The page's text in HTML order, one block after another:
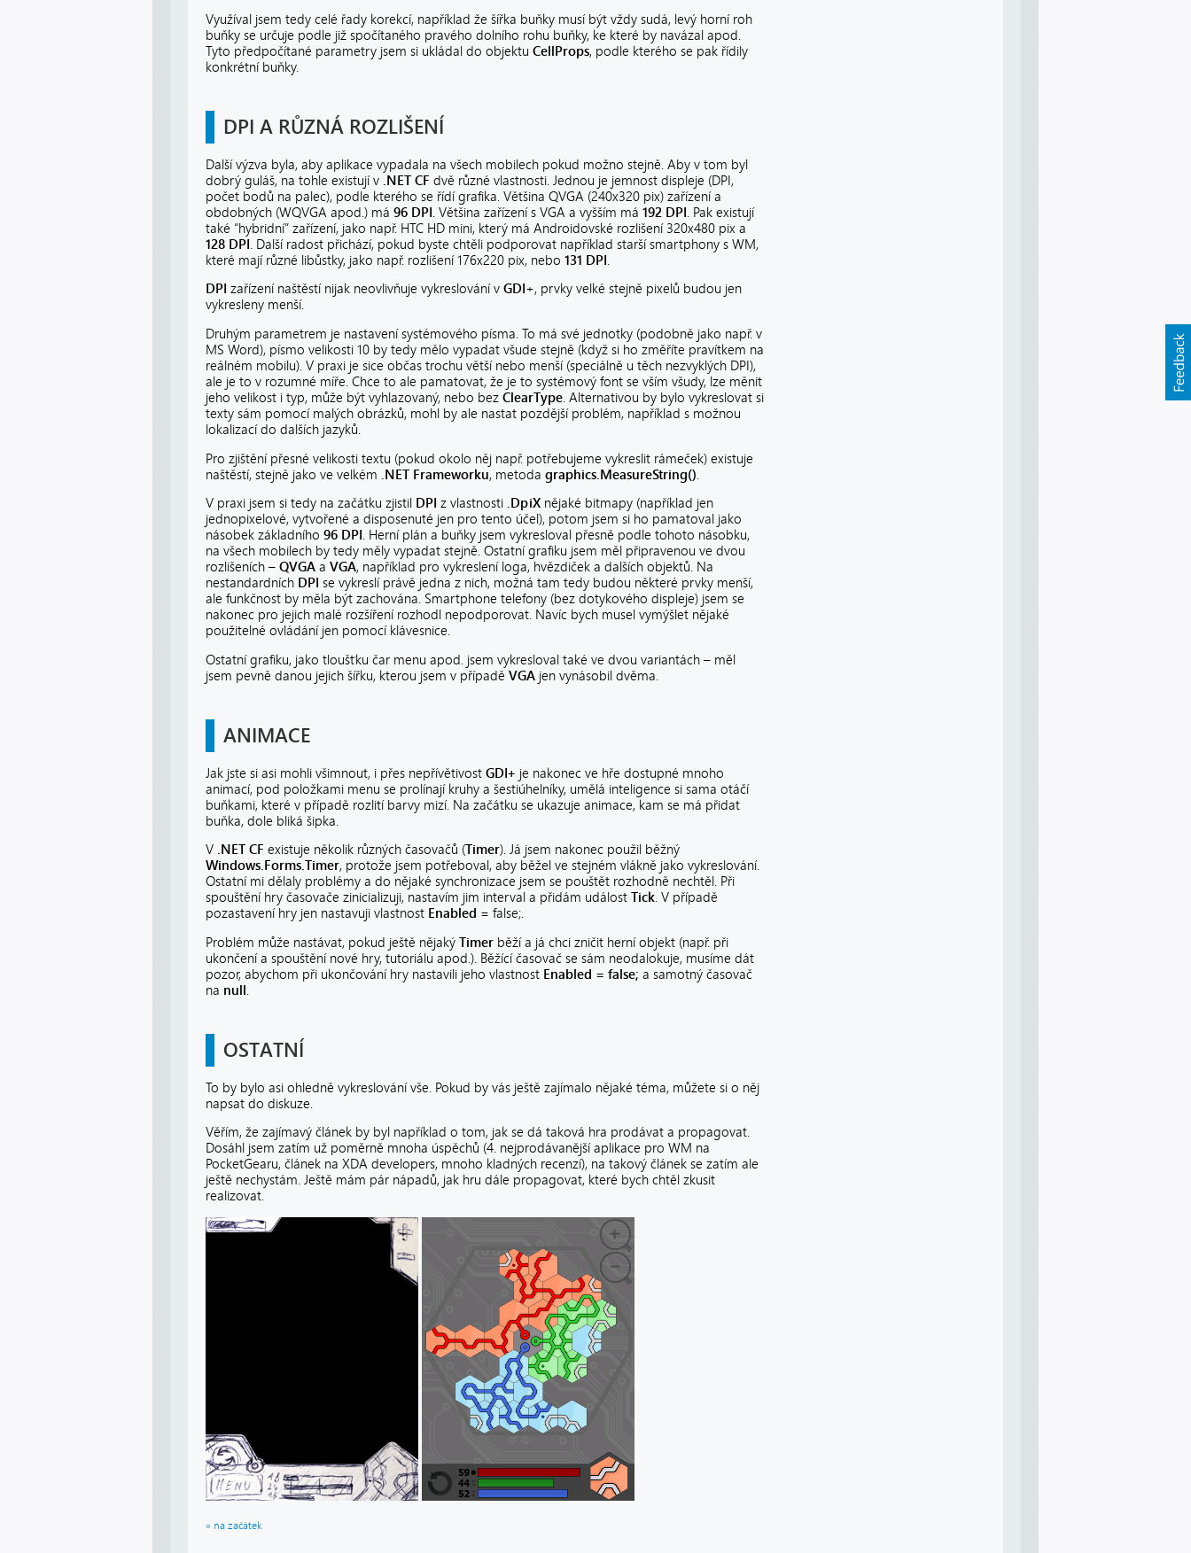
Využíval jsem tedy celé řady korekcí, například že šířka buňky musí být vždy sudá, levý horní roh
buňky se určuje podle již spočítaného pravého dolního rohu buňky, ke které by navázal apod.
Tyto předpočítané parametry jsem si ukládal do objektu CellProps, podle kterého se pak řídily
konkrétní buňky.
DPI A RŮZNÁ ROZLIŠENÍ
Další výzva byla, aby aplikace vypadala na všech mobilech pokud možno stejně. Aby v tom byl
dobrý guláš, na tohle existují v .NET CF dvě různé vlastnosti. Jednou je jemnost displeje (DPI,
počet bodů na palec), podle kterého se řídí grafika. Většina QVGA (240x320 pix) zařízení a
obdobných (WQVGA apod.) má 96 DPI. Většina zařízení s VGA a vyšším má 192 DPI. Pak existují
také “hybridní” zařízení, jako např. HTC HD mini, který má Androidovské rozlišení 320x480 pix a
128 DPI. Další radost přichází, pokud byste chtěli podporovat například starší smartphony s WM,
které mají různé libůstky, jako např. rozlišení 176x220 pix, nebo 131 DPI.
DPI zařízení naštěstí nijak neovlivňuje vykreslování v GDI+, prvky velké stejně pixelů budou jen
vykresleny menší.
Druhým parametrem je nastavení systémového písma. To má své jednotky (podobně jako např. v
MS Word), písmo velikosti 10 by tedy mělo vypadat všude stejně (když si ho změříte pravítkem na
reálném mobilu). V praxi je sice občas trochu větší nebo menší (speciálně u těch nezvyklých DPI),
ale je to v rozumné míře. Chce to ale pamatovat, že je to systémový font se vším všudy, lze měnit
jeho velikost i typ, může být vyhlazovaný, nebo bez ClearType. Alternativou by bylo vykreslovat si
texty sám pomocí malých obrázků, mohl by ale nastat pozdější problém, například s možnou
lokalizací do dalších jazyků.
Pro zjištění přesné velikosti textu (pokud okolo něj např. potřebujeme vykreslit rámeček) existuje
naštěstí, stejně jako ve velkém .NET Frameworku, metoda graphics.MeasureString()
V praxi jsem si tedy na začátku zjistil DPI z vlastnosti .DpiX nějaké bitmapy (například jen
jednopixelové, vytvořené a disposenuté jen pro tento účel), potom jsem si ho pamatoval jako
násobek základního 96 DPI. Herní plán a buňky jsem vykresloval přesně podle tohoto násobku,
na všech mobilech by tedy měly vypadat stejně. Ostatní grafiku jsem měl připravenou ve dvou
rozlišeních – QVGA a VGA, například pro vykreslení loga, hvězdiček a dalších objektů. Na
nestandardních DPI se vykreslí právě jedna z nich, možná tam tedy budou některé prvky menší,
ale funkčnost by měla být zachována. Smartphone telefony (bez dotykového displeje) jsem se
nakonec pro jejich malé rozšíření rozhodl nepodporovat. Navíc bych musel vymýšlet nějaké
použitelné ovládání jen pomocí klávesnice.
Ostatní grafiku, jako tloušťku čar menu apod. jsem vykresloval také ve dvou variantách – měl
jsem pevně danou jejich šířku, kterou jsem v případě VGA jen vynásobil dvěma.
ANIMACE
Jak jste si asi mohli všimnout, i přes nepřívětivost GDI+ je nakonec ve hře dostupné mnoho
animací, pod položkami menu se prolínají kruhy a šestiúhelníky, umělá inteligence si sama otáčí
buňkami, které v případě rozlití barvy mizí. Na začátku se ukazuje animace, kam se má přidat
buňka, dole bliká šipka.
V .NET CF existuje několik různých časovačů (Timer). Já jsem nakonec použil běžný
Windows.Forms.Timer, protože jsem potřeboval, aby běžel ve stejném vlákně jako vykreslování.
Ostatní mi dělaly problémy a do nějaké synchronizace jsem se pouštět rozhodně nechtěl. Při
spouštění hry časovače zinicializuji, nastavím jim interval a přidám událost Tick. V případě
pozastavení hry jen nastavuji vlastnost Enabled = false;.
Problém může nastávat, pokud ještě nějaký Timer běží a já chci zničit herní objekt (např. při
ukončení a spouštění nové hry, tutoriálu apod.). Běžící časovač se sám neodalokuje, musíme dát
pozor, abychom při ukončování hry nastavili jeho vlastnost Enabled = false; a samotný časovač
na null.
OSTATNÍ
To by bylo asi ohledně vykreslování vše. Pokud by vás ještě zajímalo nějaké téma, můžete si o něj
napsat do diskuze.
Věřím, že zajímavý článek by byl například o tom, jak se dá taková hra prodávat a propagovat.
Dosáhl jsem zatím už poměrně mnoha úspěchů (4. nejprodávanější aplikace pro WM na
PocketGearu, článek na XDA developers, mnoho kladných recenzí), na takový článek se zatím ale
ještě nechystám. Ještě mám pár nápadů, jak hru dále propagovat, které bych chtěl zkusit
realizovat.
» na začátek